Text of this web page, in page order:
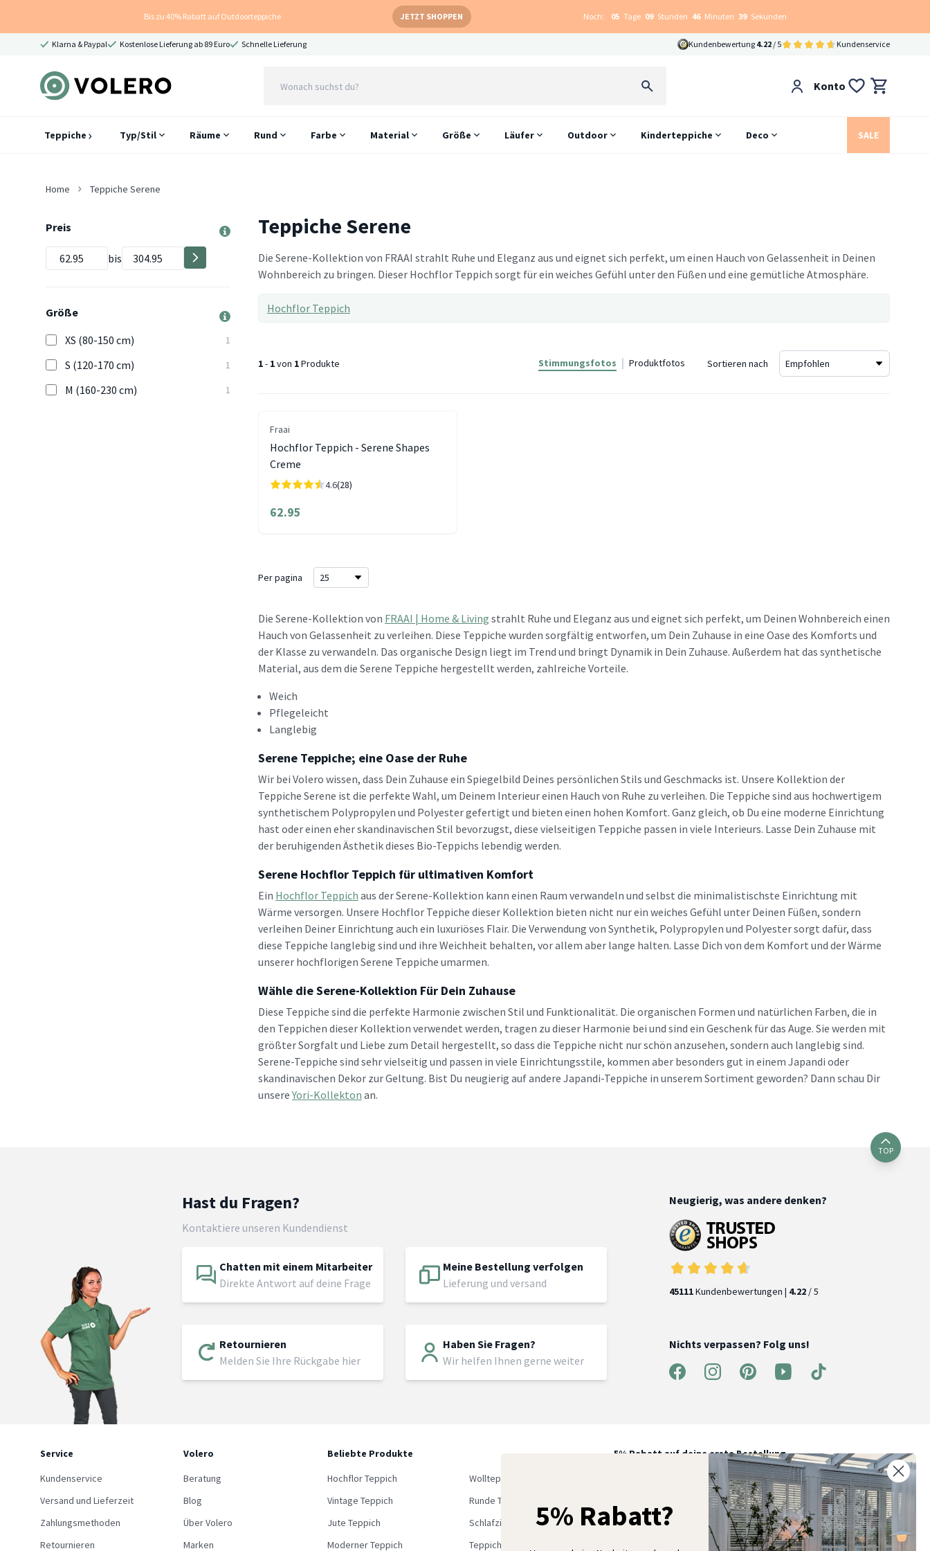
Bis zu 40% Rabatt auf Outdoorteppiche JETZT SHOPPEN Noch: 05 Tage 09 Stunden 46 Minuten 38 Sekunden
Klarna & Paypal Kostenlose Lieferung ab 89 Euro Schnelle Lieferung Kundenbewertung 4.22 / 5 Kundenservice
Konto
Teppiche Typ/Stil Räume Rund Farbe Material Größe Läufer Outdoor Kinderteppiche Deco SALE
Home Teppiche Serene
Preis
bis
Größe
XS (80-150 cm)
1
S (120-170 cm) 1
M (160-230 cm) 1
Teppiche Serene
Die Serene-Kollektion von FRAAI strahlt Ruhe und Eleganz aus und eignet sich perfekt, um einen Hauch von Gelassenheit in Deinen
Wohnbereich zu bringen. Dieser Hochflor Teppich sorgt für ein weiches Gefühl unter den Füßen und eine gemütliche Atmosphäre.
Hochflor Teppich
1- 1von 1Produkte Stimmungsfotos Produktfotos Sortieren nach
Fraai
Hochflor Teppich - Serene Shapes
Creme
4.6(28)
62.95
Per pagina
Die Serene-Kollektion von FRAAI | Home & Living strahlt Ruhe und Eleganz aus und eignet sich perfekt, um Deinen Wohnbereich einen
Hauch von Gelassenheit zu verleihen. Diese Teppiche wurden sorgfältig entworfen, um Dein Zuhause in eine Oase des Komforts und
der Klasse zu verwandeln. Das organische Design liegt im Trend und bringt Dynamik in Dein Zuhause. Außerdem hat das synthetische
Material, aus dem die Serene Teppiche hergestellt werden, zahlreiche Vorteile.
Weich
Pflegeleicht
Langlebig
Serene Teppiche; eine Oase der Ruhe
Wir bei Volero wissen, dass Dein Zuhause ein Spiegelbild Deines persönlichen Stils und Geschmacks ist. Unsere Kollektion der
Teppiche Serene ist die perfekte Wahl, um Deinem Interieur einen Hauch von Ruhe zu verleihen. Die Teppiche sind aus hochwertigem
synthetischem Polypropylen und Polyester gefertigt und bieten einen hohen Komfort. Ganz gleich, ob Du eine moderne Einrichtung
hast oder einen eher skandinavischen Stil bevorzugst, diese vielseitigen Teppiche passen in viele Interieurs. Lasse Dein Zuhause mit
der beruhigenden Ästhetik dieses Bio-Teppichs lebendig werden.
Serene Hochflor Teppich für ultimativen Komfort
Ein Hochflor Teppich aus der Serene-Kollektion kann einen Raum verwandeln und selbst die minimalistischste Einrichtung mit
Wärme versorgen. Unsere Hochflor Teppiche dieser Kollektion bieten nicht nur ein weiches Gefühl unter Deinen Füßen, sondern
verleihen Deiner Einrichtung auch ein luxuriöses Flair. Die Verwendung von Synthetik, Polypropylen und Polyester sorgt dafür, dass
diese Teppiche langlebig sind und ihre Weichheit behalten, vor allem aber lange halten. Lasse Dich von dem Komfort und der Wärme
unserer hochflorigen Serene Teppiche umarmen.
Wähle die Serene-Kollektion Für Dein Zuhause
Diese Teppiche sind die perfekte Harmonie zwischen Stil und Funktionalität. Die organischen Formen und natürlichen Farben, die in
den Teppichen dieser Kollektion verwendet werden, tragen zu dieser Harmonie bei und sind ein Geschenk für das Auge. Sie werden mit
größter Sorgfalt und Liebe zum Detail hergestellt, so dass die Teppiche nicht nur schön anzusehen, sondern auch langlebig sind.
Serene-Teppiche sind sehr vielseitig und passen in viele Einrichtungsstile, kommen aber besonders gut in einem Japandi oder
skandinavischen Dekor zur Geltung. Bist Du neugierig auf andere Japandi-Teppiche in unserem Sortiment geworden? Dann schau Dir
unsereYori-Kollekton an.
TOP
Hast du Fragen?
Kontaktiere unseren Kundendienst
Chatten mit einem Mitarbeiter
Direkte Antwort auf deine Frage
Meine Bestellung verfolgen
Lieferung und versand
Retournieren
Melden Sie Ihre Rückgabe hier
Haben Sie Fragen?
Wir helfen Ihnen gerne weiter
Neugierig, was andere denken?
45111Kundenbewertungen | 4.22 / 5
Nichts verpassen? Folg uns!
Service
Kundenservice
Versand und Lieferzeit
Zahlungsmethoden
Retournieren
Volero
Beratung
Blog
Über Volero
Marken
Beliebte Produkte
Hochflor Teppich
Wollteppich
Vintage Teppich
Runde Teppich
Jute Teppich
Schlafzimmer Teppich
Moderner Teppich
Teppich Outlet
5% Rabatt auf deine erste Bestellung
Melde dich für unseren Newsletter an und entdecke neue
Kollektionen, Angebote und Wohnideen als Erstes
5% Rabatt?